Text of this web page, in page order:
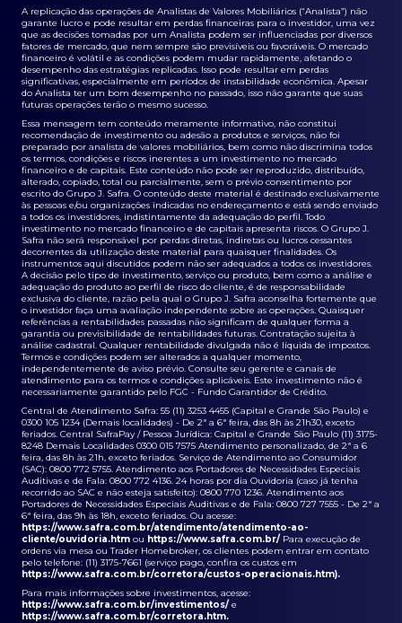
A replicação das operações de Analistas de Valores Mobiliários (“Analista”) não
garante lucro e pode resultar em perdas financeiras para o investidor, uma vez
que as decisões tomadas por um Analista podem ser influenciadas por diversos
fatores de mercado, que nem sempre são previsíveis ou favoráveis. O mercado
financeiro é volátil e as condições podem mudar rapidamente, afetando o
desempenho das estratégias replicadas. Isso pode resultar em perdas
significativas, especialmente em períodos de instabilidade econômica. Apesar
do Analista ter um bom desempenho no passado, isso não garante que suas
futuras operações terão o mesmo sucesso.
Essa mensagem tem conteúdo meramente informativo, não constitui
recomendação de investimento ou adesão a produtos e serviços, não foi
preparado por analista de valores mobiliários, bem como não discrimina todos
os termos, condições e riscos inerentes a um investimento no mercado
financeiro e de capitais. Este conteúdo não pode ser reproduzido, distribuído,
alterado, copiado, total ou parcialmente, sem o prévio consentimento por
escrito do Grupo J. Safra. O conteúdo deste material é destinado exclusivamente
às pessoas e/ou organizações indicadas no endereçamento e está sendo enviado
a todos os investidores, indistintamente da adequação do perfil. Todo
investimento no mercado financeiro e de capitais apresenta riscos. O Grupo J.
Safra não será responsável por perdas diretas, indiretas ou lucros cessantes
decorrentes da utilização deste material para quaisquer finalidades. Os
instrumentos aqui discutidos podem não ser adequados a todos os investidores.
A decisão pelo tipo de investimento, serviço ou produto, bem como a análise e
adequação do produto ao perfil de risco do cliente, é de responsabilidade
exclusiva do cliente, razão pela qual o Grupo J. Safra aconselha fortemente que
o investidor faça uma avaliação independente sobre as operações. Quaisquer
referências a rentabilidades passadas não significam de qualquer forma a
garantia ou previsibilidade de rentabilidades futuras. Contratação sujeita à
análise cadastral. Qualquer rentabilidade divulgada não é líquida de impostos.
Termos e condições podem ser alterados a qualquer momento,
independentemente de aviso prévio. Consulte seu gerente e canais de
atendimento para os termos e condições aplicáveis. Este investimento não é
necessariamente garantido pelo FGC - Fundo Garantidor de Crédito.
Central de Atendimento Safra: 55 (11) 3253 4455 (Capital e Grande São Paulo) e
0300 105 1234 (Demais localidades) - De 2ª a 6ª feira, das 8h às 21h30, exceto
feriados. Central SafraPay / Pessoa Jurídica: Capital e Grande São Paulo (11) 3175-
8248 Demais Localidades 0300 015 7575 Atendimento personalizado, de 2ª a 6
feira, das 8h às 21h, exceto feriados. Serviço de Atendimento ao Consumidor
(SAC): 0800 772 5755. Atendimento aos Portadores de Necessidades Especiais
Auditivas e de Fala: 0800 772 4136. 24 horas por dia Ouvidoria (caso já tenha
recorrido ao SAC e não esteja satisfeito): 0800 770 1236. Atendimento aos
Portadores de Necessidades Especiais Auditivas e de Fala: 0800 727 7555 - De 2ª a
6ª feira, das 9h às 18h, exceto feriados. Ou acesse:
https://www.safra.com.br/atendimento/atendimento-ao-
cliente/ouvidoria.htm ou https://www.safra.com.br/ Para execução de
ordens via mesa ou Trader Homebroker, os clientes podem entrar em contato
pelo telefone: (11) 3175-7661 (serviço pago, confira os custos em
https://www.safra.com.br/corretora/custos-operacionais.htm).
Para mais informações sobre investimentos, acesse:
https://www.safra.com.br/investimentos/ e
https://www.safra.com.br/corretora.htm.